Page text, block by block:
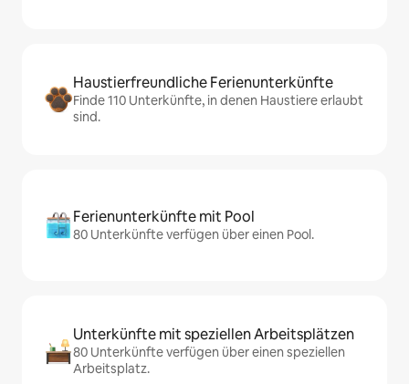
Haustierfreundliche Ferienunterkünfte
Finde 110 Unterkünfte, in denen Haustiere erlaubt
sind.
Ferienunterkünfte mit Pool
80 Unterkünfte verfügen über einen Pool.
Unterkünfte mit speziellen Arbeitsplätzen
80 Unterkünfte verfügen über einen speziellen
Arbeitsplatz.